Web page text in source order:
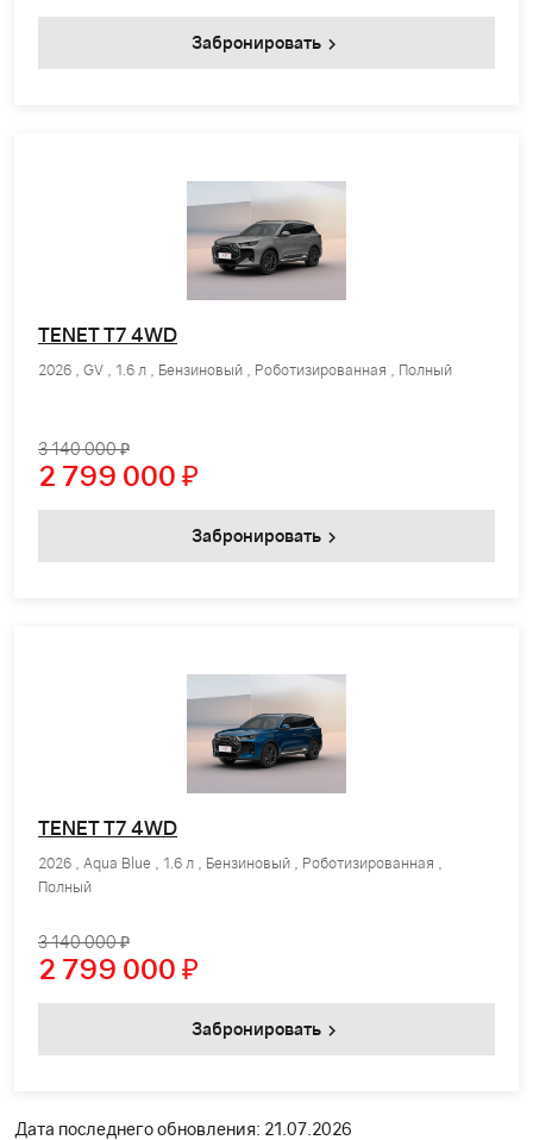
Забронировать
TENET T7 4WD
2026 , GV , 1.6 л , Бензиновый , Роботизированная , Полный
3 140 000 ₽
2 799 000 ₽
Забронировать
TENET T7 4WD
2026 , Aqua Blue , 1.6 л , Бензиновый , Роботизированная ,
Полный
3 140 000 ₽
2 799 000 ₽
Забронировать
Дата последнего обновления: 21.07.2026